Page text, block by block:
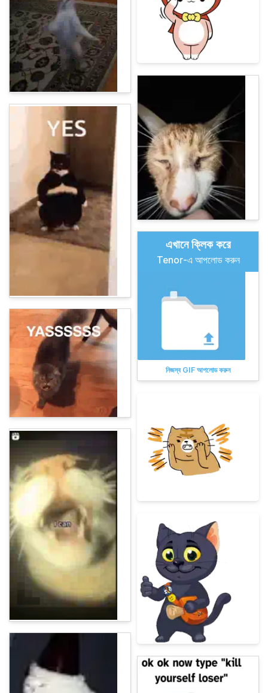
এখানে ক্লিক করে
Tenor-এ আপলোড করুন
নিজস্ব GIF আপলোড করুন